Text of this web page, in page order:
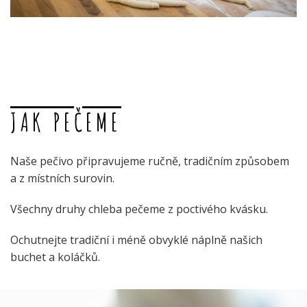
JAK PEČEME
Naše pečivo připravujeme ručně, tradičním způsobem
a z místních surovin.
Všechny druhy chleba pečeme z poctivého kvásku.
Ochutnejte tradiční i méně obvyklé náplně našich
buchet a koláčků.